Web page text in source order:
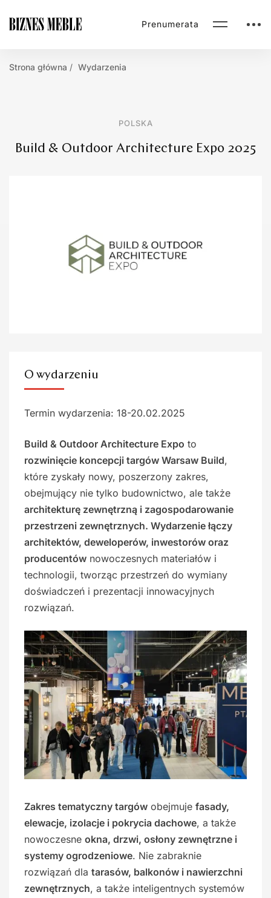
Prenumerata
Strona główna Wydarzenia
POLSKA
Build & Outdoor Architecture Expo 2025
O wydarzeniu
Termin wydarzenia: 18-20.02.2025
Build & Outdoor Architecture Expo to
rozwinięcie koncepcji targów Warsaw Build,
które zyskały nowy, poszerzony zakres,
obejmujący nie tylko budownictwo, ale także
architekturę zewnętrzną i zagospodarowanie
przestrzeni zewnętrznych. Wydarzenie łączy
architektów, deweloperów, inwestorów oraz
producentów nowoczesnych materiałów i
technologii, tworząc przestrzeń do wymiany
doświadczeń i prezentacji innowacyjnych
rozwiązań.
Zakres tematyczny targów obejmuje fasady,
elewacje, izolacje i pokrycia dachowe, a także
nowoczesne okna, drzwi, osłony zewnętrzne i
systemy ogrodzeniowe. Nie zabraknie
rozwiązań dla tarasów, balkonów i nawierzchni
zewnętrznych, a także inteligentnych systemów